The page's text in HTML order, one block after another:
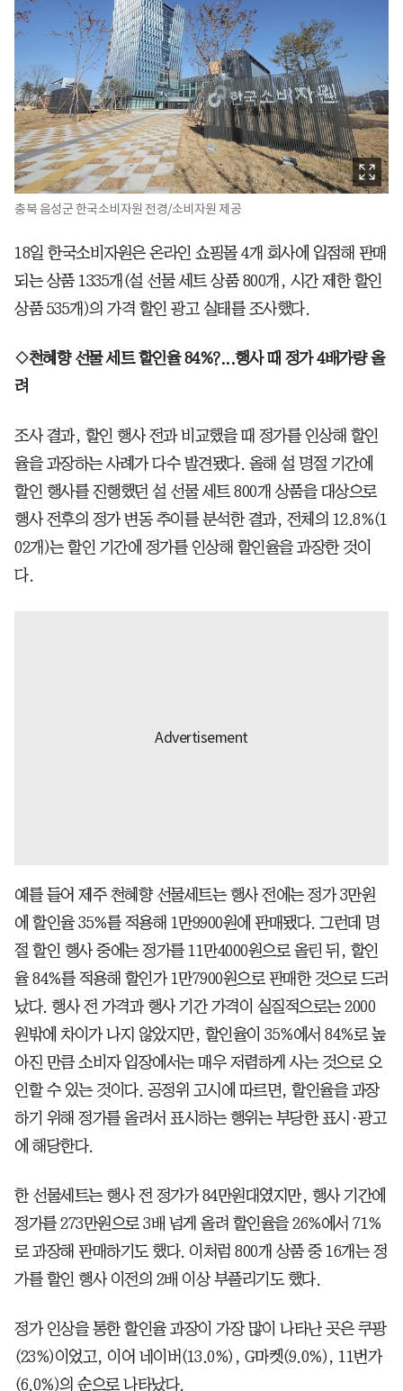
충북 음성군 한국소비자원 전경/소비자원 제공
18일 한국소비자원은 온라인 쇼핑몰 4개 회사에 입점해 판매
되는 상품 1335개(설 선물 세트 상품 800개, 시간 제한 할인
상품 535개)의 가격 할인 광고 실태를 조사했다.
◇천혜향 선물 세트 할인율 84%?...행사 때 정가 4배가량 올
려
조사 결과, 할인 행사 전과 비교했을 때 정가를 인상해 할인
율을 과장하는 사례가 다수 발견됐다. 올해 설 명절 기간에
할인 행사를 진행했던 설 선물 세트 800개 상품을 대상으로
행사 전후의 정가 변동 추이를 분석한 결과, 전체의 12.8%(1
02개)는 할인 기간에 정가를 인상해 할인율을 과장한 것이
다.
예를 들어 제주 천혜향 선물세트는 행사 전에는 정가 3만원
에 할인율 35%를 적용해 1만9900원에 판매됐다. 그런데 명
절 할인 행사 중에는 정가를 11만4000원으로 올린 뒤, 할인
율 84%를 적용해 할인가 1만7900원으로 판매한 것으로 드러
났다. 행사 전 가격과 행사 기간 가격이 실질적으로는 2000
원밖에 차이가 나지 않았지만, 할인율이 35%에서 84%로 높
아진 만큼 소비자 입장에서는 매우 저렴하게 사는 것으로 오
인할 수 있는 것이다. 공정위 고시에 따르면, 할인율을 과장
하기 위해 정가를 올려서 표시하는 행위는 부당한 표시·광고
에 해당한다.
한 선물세트는 행사 전 정가가 84만원대였지만, 행사 기간에
정가를 273만원으로 3배 넘게 올려 할인율을 26%에서 71%
로 과장해 판매하기도 했다. 이처럼 800개 상품 중 16개는 정
가를 할인 행사 이전의 2배 이상 부풀리기도 했다.
정가 인상을 통한 할인율 과장이 가장 많이 나타난 곳은 쿠팡
(23%)이었고, 이어 네이버(13.0%), G마켓(9.0%), 11번가
(6.0%)의 순으로 나타났다.